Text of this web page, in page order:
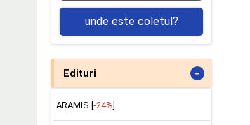
unde este coletul?
Edituri -
ARAMIS [-24%]